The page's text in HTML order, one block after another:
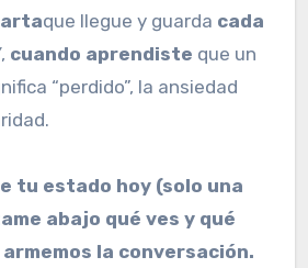
que llegue y guarda cada
cuando aprendiste que un
“perdido”, la ansiedad
tu estado hoy (solo una
abajo qué ves y qué
la conversación.